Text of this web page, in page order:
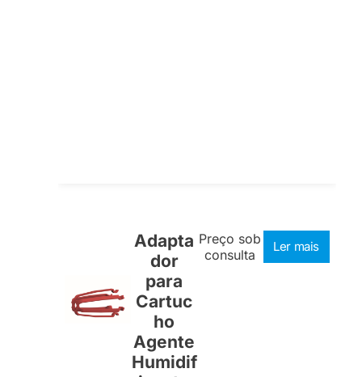
Adapta
dor
para
Cartuc
ho
Agente
Humidif
Preço sob
consulta
Ler mais